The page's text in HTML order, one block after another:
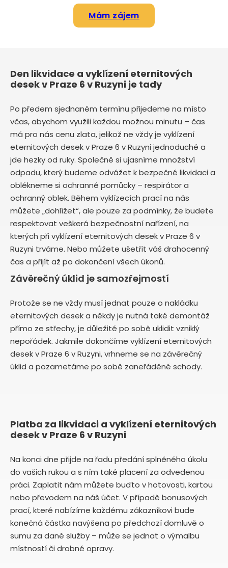
Mám zájem
Den likvidace a vyklízení eternitových
desek v Praze 6 v Ruzyni je tady
Po předem sjednaném termínu přijedeme na místo
včas, abychom využili každou možnou minutu – čas
má pro nás cenu zlata, jelikož ne vždy je vyklízení
eternitových desek v Praze 6 v Ruzyni jednoduché a
jde hezky od ruky. Společně si ujasníme množství
odpadu, který budeme odvážet k bezpečné likvidaci a
oblékneme si ochranné pomůcky – respirátor a
ochranný oblek. Během vyklízecích prací na nás
můžete „dohlížet“, ale pouze za podmínky, že budete
respektovat veškerá bezpečnostní nařízení, na
kterých při vyklízení eternitových desek v Praze 6 v
Ruzyni trváme. Nebo můžete ušetřit váš drahocenný
čas a přijít až po dokončení všech úkonů.
Závěrečný úklid je samozřejmostí
Protože se ne vždy musí jednat pouze o nakládku
eternitových desek a někdy je nutná také demontáž
přímo ze střechy, je důležité po sobě uklidit vzniklý
nepořádek. Jakmile dokončíme vyklízení eternitových
desek v Praze 6 v Ruzyni, vrhneme se na závěrečný
úklid a pozametáme po sobě zaneřáděné schody.
Platba za likvidaci a vyklízení eternitových
desek v Praze 6 v Ruzyni
Na konci dne přijde na řadu předání splněného úkolu
do vašich rukou a s ním také placení za odvedenou
práci. Zaplatit nám můžete buďto v hotovosti, kartou
nebo převodem na náš účet. V případě bonusových
prací, které nabízíme každému zákazníkovi bude
konečná částka navýšena po předchozí domluvě o
sumu za dané služby – může se jednat o výmalbu
místností či drobné opravy.